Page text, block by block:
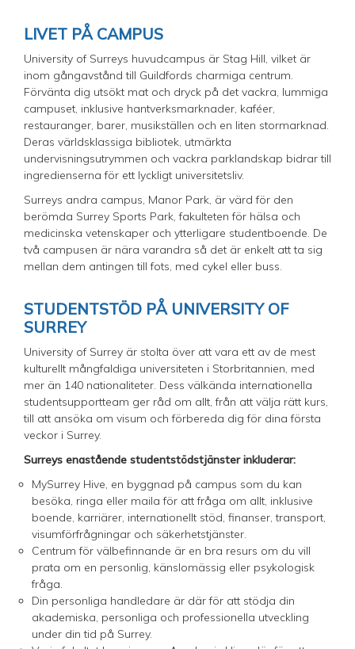
LIVET PÅ CAMPUS
University of Surreys huvudcampus är Stag Hill, vilket är
inom gångavstånd till Guildfords charmiga centrum.
Förvänta dig utsökt mat och dryck på det vackra, lummiga
campuset, inklusive hantverksmarknader, kaféer,
restauranger, barer, musikställen och en liten stormarknad.
Deras världsklassiga bibliotek, utmärkta
undervisningsutrymmen och vackra parklandskap bidrar till
ingredienserna för ett lyckligt universitetsliv.
Surreys andra campus, Manor Park, är värd för den
berömda Surrey Sports Park, fakulteten för hälsa och
medicinska vetenskaper och ytterligare studentboende. De
två campusen är nära varandra så det är enkelt att ta sig
mellan dem antingen till fots, med cykel eller buss.
STUDENTSTÖD PÅ UNIVERSITY OF
SURREY
University of Surrey är stolta över att vara ett av de mest
kulturellt mångfaldiga universiteten i Storbritannien, med
mer än 140 nationaliteter. Dess välkända internationella
studentsupportteam ger råd om allt, från att välja rätt kurs,
till att ansöka om visum och förbereda dig för dina första
veckor i Surrey.
Surreys enastående studentstödstjänster inkluderar:
MySurrey Hive, en byggnad på campus som du kan
besöka, ringa eller maila för att fråga om allt, inklusive
boende, karriärer, internationellt stöd, finanser, transport,
visumförfrågningar och säkerhetstjänster.
Centrum för välbefinnande är en bra resurs om du vill
prata om en personlig, känslomässig eller psykologisk
fråga.
Din personliga handledare är där för att stödja din
akademiska, personliga och professionella utveckling
under din tid på Surrey.